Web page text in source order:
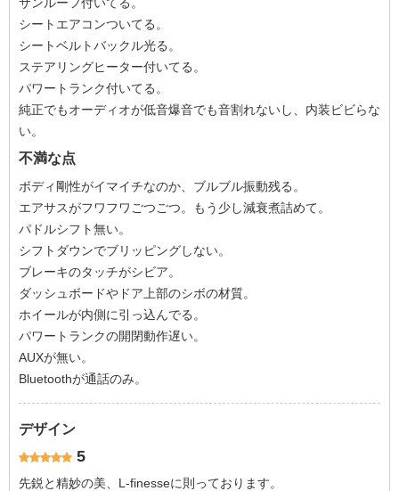
シートエアコンついてる。
シートベルトバックル光る。
ステアリングヒーター付いてる。
パワートランク付いてる。
純正でもオーディオが低音爆音でも音割れないし、内装ビビらな
い。
不満な点
ボディ剛性がイマイチなのか、ブルブル振動残る。
エアサスがフワフワごつごつ。もう少し減衰煮詰めて。
パドルシフト無い。
シフトダウンでブリッピングしない。
ブレーキのタッチがシビア。
ダッシュボードやドア上部のシボの材質。
ホイールが内側に引っ込んでる。
パワートランクの開閉動作遅い。
AUXが無い。
Bluetoothが通話のみ。
デザイン
5
先鋭と精妙の美、L-finesseに則っております。